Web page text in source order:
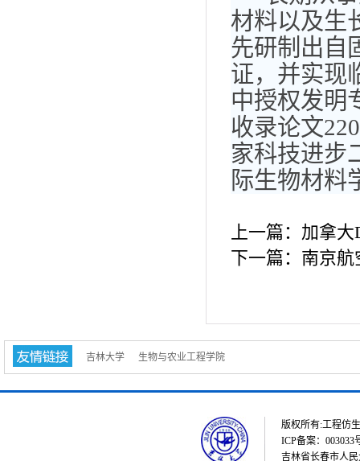
材料以及生
先研制出自
证，并实现
中授权发明
收录论文
家科技进步
际生物材料
上一篇： 加拿大
下一篇： 南京航
吉林大学 生物与农业工程学院
版权所有:工程仿
ICP备案：003033
吉林省长春市人